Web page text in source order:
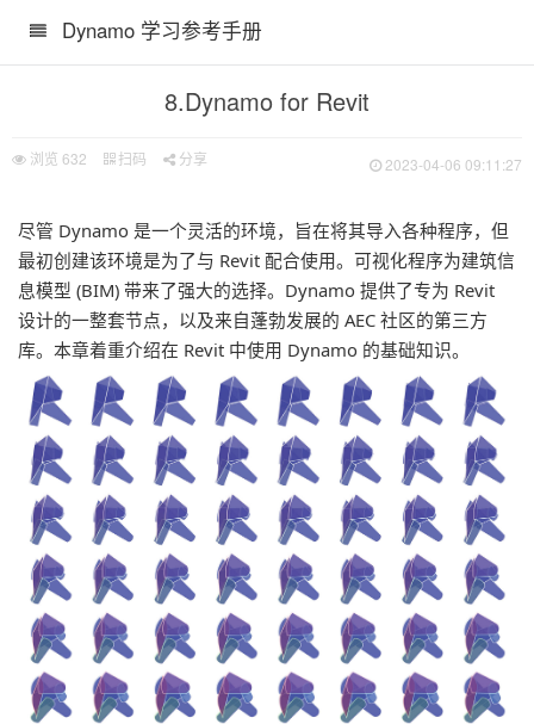
Dynamo 学习参考手册
8.Dynamo for Revit
浏览 632 扫码 分享 2023-04-06 09:11:27
尽管 Dynamo 是一个灵活的环境，旨在将其导入各种程序，但
最初创建该环境是为了与 Revit 配合使用。可视化程序为建筑信
息模型 (BIM) 带来了强大的选择。Dynamo 提供了专为 Revit
设计的一整套节点，以及来自蓬勃发展的 AEC 社区的第三方
库。本章着重介绍在 Revit 中使用 Dynamo 的基础知识。